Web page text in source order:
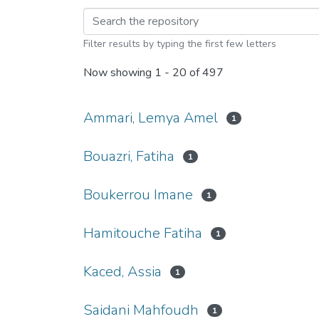
Filter results by typing the first few letters
Now showing 1 - 20 of 497
Ammari, Lemya Amel 1
Bouazri, Fatiha 1
Boukerrou Imane 1
Hamitouche Fatiha 1
Kaced, Assia 1
Saidani Mahfoudh 1